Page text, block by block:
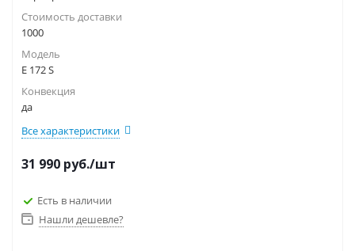
Стоимость доставки
1000
Модель
E 172 S
Конвекция
да
Все характеристики
31 990 руб./шт
Есть в наличии
Нашли дешевле?